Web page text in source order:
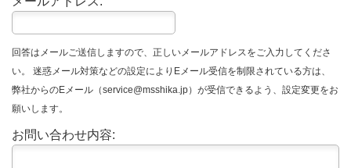
回答はメールご送信しますので、正しいメールアドレスをご入力してくださ
い。 迷惑メール対策などの設定によりEメール受信を制限されている方は、
弊社からのEメール（service@msshika.jp）が受信できるよう、設定変更をお
願いします。
お問い合わせ内容: